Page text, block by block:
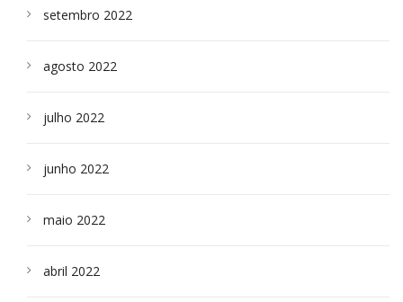
setembro 2022
agosto 2022
julho 2022
junho 2022
maio 2022
abril 2022